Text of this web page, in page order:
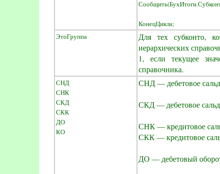
КонецЦикла;
ЭтоГруппа
Для тех субконто,
иерархических
1, если текущее
справочника.
СНД
СНК
СКД
СКК
ДО
КО
СНД — дебетовое
СКД — дебетовое
СНК — кредитовое
СКК — кредитовое
ДО — дебетовый